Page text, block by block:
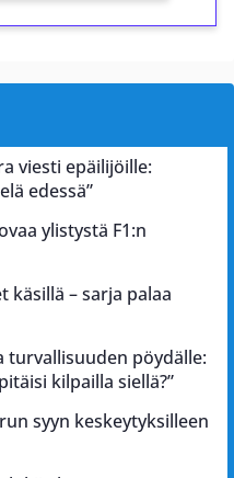
viesti epäilijöille:
edessä”
ylistystä F1:n
käsillä – sarja palaa
turvallisuuden pöydälle:
kilpailla siellä?”
syyn keskeytyksilleen